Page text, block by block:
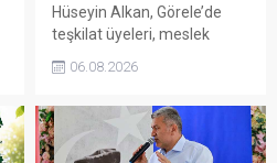
Hüseyin Alkan, Görele’de
teşkilat üyeleri, meslek
gelerek talep ve beklentileri
06.08.2026